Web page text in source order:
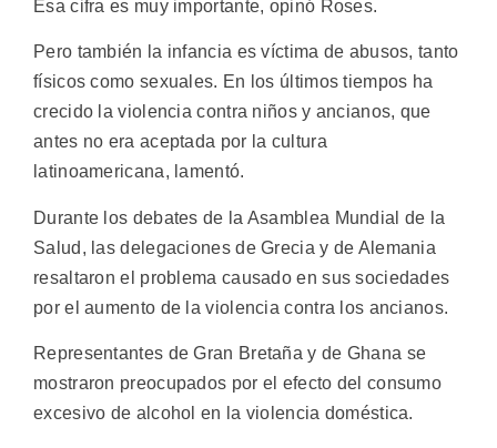
Esa cifra es muy importante, opinó Roses.
Pero también la infancia es víctima de abusos, tanto
físicos como sexuales. En los últimos tiempos ha
crecido la violencia contra niños y ancianos, que
antes no era aceptada por la cultura
latinoamericana, lamentó.
Durante los debates de la Asamblea Mundial de la
Salud, las delegaciones de Grecia y de Alemania
resaltaron el problema causado en sus sociedades
por el aumento de la violencia contra los ancianos.
Representantes de Gran Bretaña y de Ghana se
mostraron preocupados por el efecto del consumo
excesivo de alcohol en la violencia doméstica.